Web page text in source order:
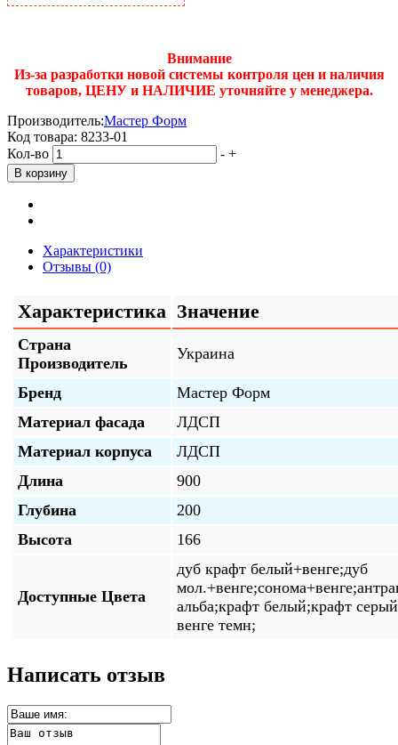
Внимание
Из-за разработки новой системы контроля цен и наличия
товаров, ЦЕНУ и НАЛИЧИЕ уточняйте у менеджера.
Производитель:Мастер Форм
Код товара: 8233-01
Кол-во
- +
Характеристики
Отзывы (0)
Характеристика Значение
Страна
Производитель
Украина
Бренд
Мастер Форм
Материал фасада
ЛДСП
Материал корпуса
ЛДСП
Длина
900
Глубина
200
Высота
166
Доступные Цвета
дуб крафт белый+венге;дуб
альба;крафт белый;крафт
венге темн;
Написать отзыв